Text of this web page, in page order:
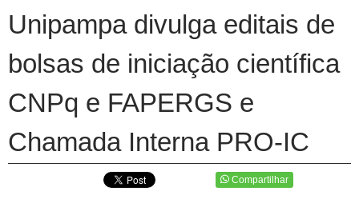
Unipampa divulga editais de
bolsas de iniciação científica
CNPq e FAPERGS e
Chamada Interna PRO-IC
Compartilhar